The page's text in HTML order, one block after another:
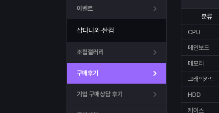
이벤트
샵다나와·싼컴
조립갤러리
구매후기
기업 구매상담 후기
분류
CPU
메인보드
메모리
그래픽카드
HDD
케이스